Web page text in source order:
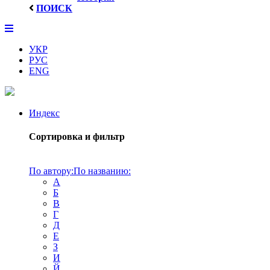
ПОИСК
УКР
РУС
ENG
Индекс
Сортировка и фильтр
По автору:По названию:
А
Б
В
Г
Д
Е
З
И